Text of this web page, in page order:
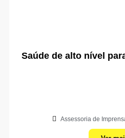
Saúde de alto nível
Assessoria de